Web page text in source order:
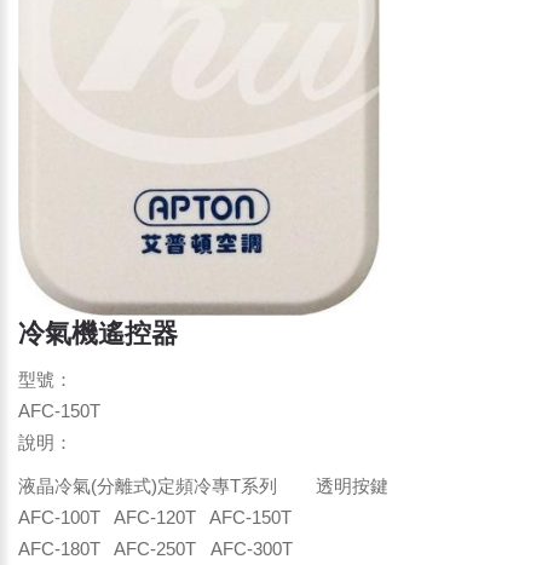
冷氣機遙控器
型號：
AFC-150T
說明：
液晶冷氣(分離式)定頻冷專T系列 透明按鍵
AFC-100T AFC-120T AFC-150T
AFC-180T AFC-250T AFC-300T